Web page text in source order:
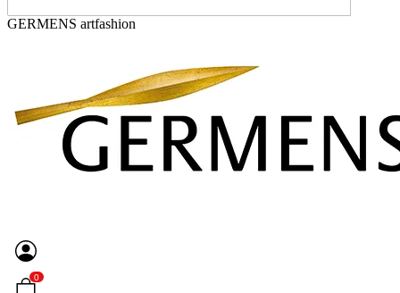
GERMENS artfashion
0